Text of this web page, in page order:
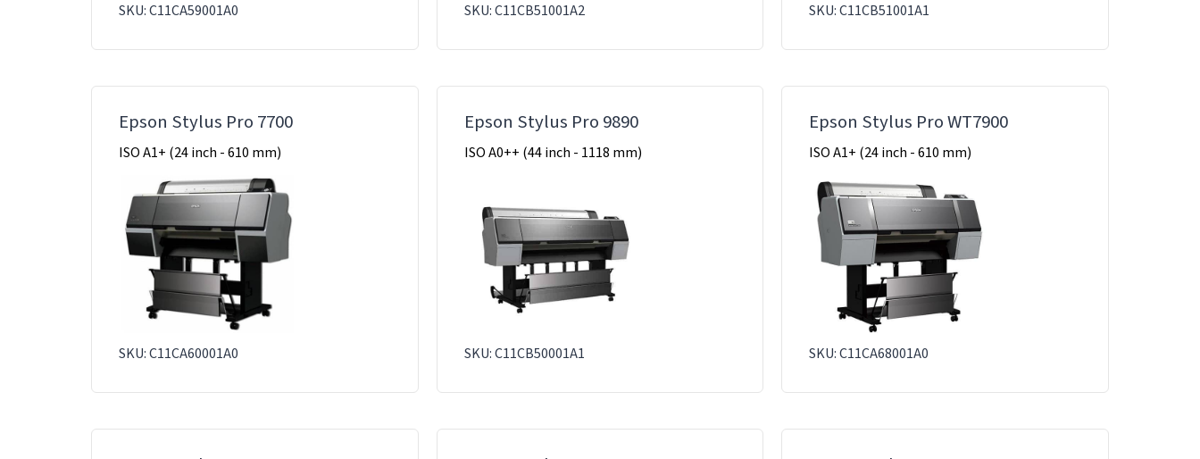
SKU: C11CA59001A0 SKU: C11CB51001A2 SKU: C11CB51001A1
Epson Stylus Pro 7700
ISO A1+ (24 inch - 610 mm)
SKU: C11CA60001A0
Epson Stylus Pro 9890
ISO A0++ (44 inch - 1118 mm)
SKU: C11CB50001A1
Epson Stylus Pro WT7900
ISO A1+ (24 inch - 610 mm)
SKU: C11CA68001A0